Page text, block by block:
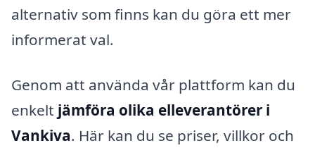
alternativ som finns kan du göra ett mer
informerat val.
Genom att använda vår plattform kan du
enkelt jämföra olika elleverantörer i
Vankiva. Här kan du se priser, villkor och